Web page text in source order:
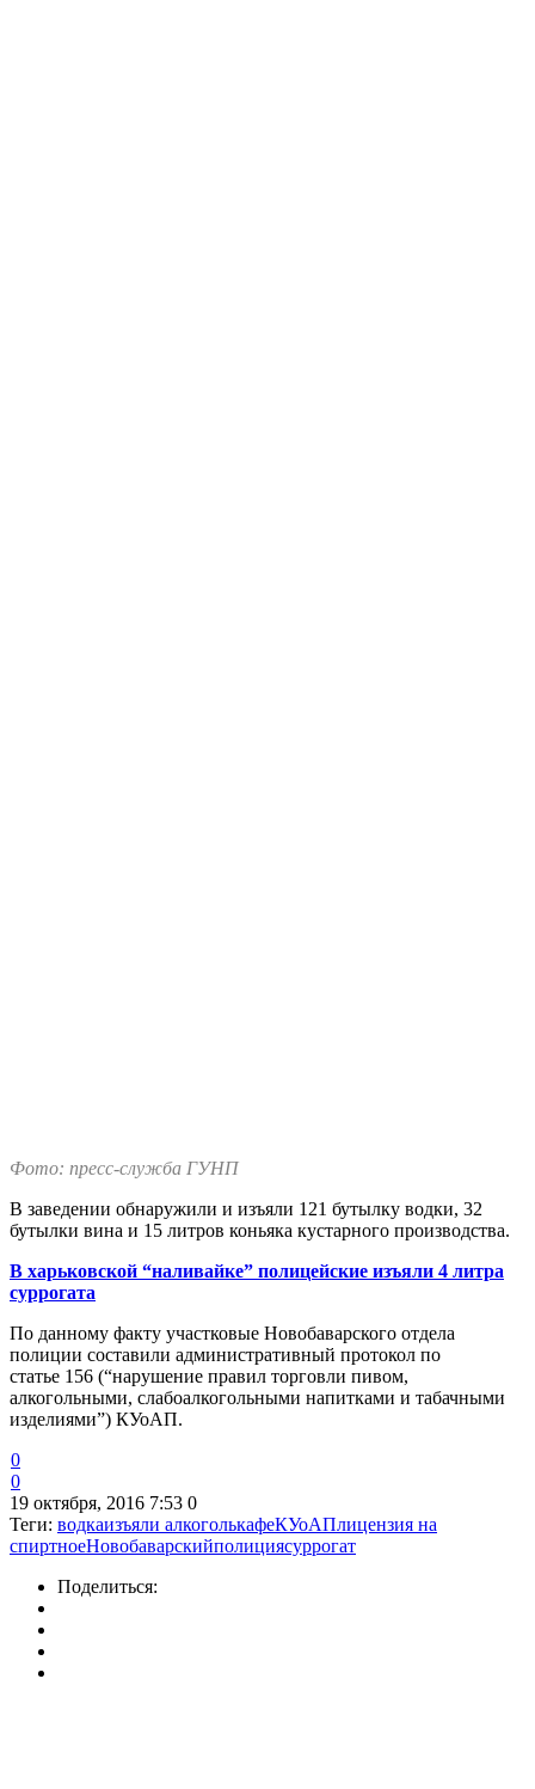
Фото: пресс-служба ГУНП
В заведении обнаружили и изъяли 121 бутылку водки, 32
бутылки вина и 15 литров коньяка кустарного производства.
В харьковской “наливайке” полицейские изъяли 4 литра
суррогата
По данному факту участковые Новобаварского отдела
полиции составили административный протокол по
статье 156 (“нарушение правил торговли пивом,
алкогольными, слабоалкогольными напитками и табачными
изделиями”) КУоАП.
0
0
19 октября, 2016 7:53 0
Теги: водкаизъяли алкоголькафеКУоАПлицензия на
спиртноеНовобаварскийполициясуррогат
Поделиться: